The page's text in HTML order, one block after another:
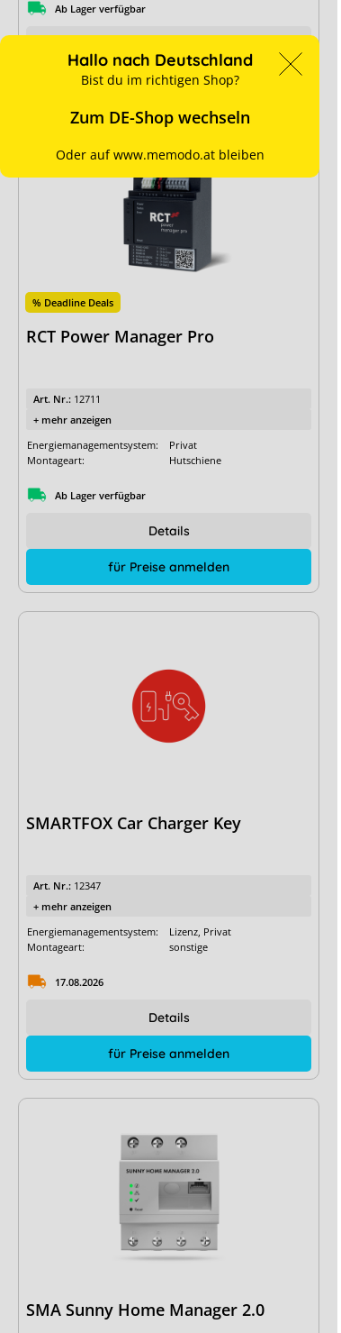
Ab Lager verfügbar
für Preise anmelden
% Deadline Deals
RCT Power Manager Pro
Art. Nr.: 12711
+ mehr anzeigen
Energiemanagementsystem:
Privat
Montageart:
Hutschiene
Ab Lager verfügbar
für Preise anmelden
Details
SMARTFOX Car Charger Key
Art. Nr.: 12347
+ mehr anzeigen
Energiemanagementsystem:
Lizenz, Privat
Montageart:
sonstige
17.08.2026
für Preise anmelden
Details
SMA Sunny Home Manager 2.0
Hallo nach Deutschland
Bist du im richtigen Shop?
Zum DE-Shop wechseln
Oder auf www.memodo.at bleiben